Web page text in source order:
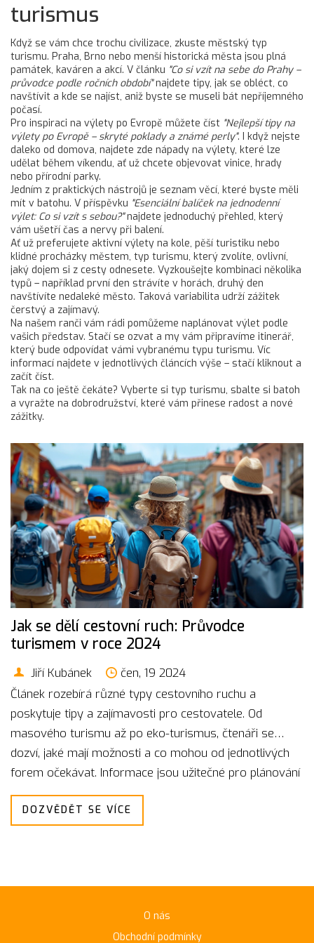
turismus
Když se vám chce trochu civilizace, zkuste městský typ
turismu. Praha, Brno nebo menší historická města jsou plná
památek, kaváren a akcí. V článku "Co si vzít na sebe do Prahy –
průvodce podle ročních období"najdete tipy, jak se obléct, co
navštívit a kde se najíst, aniž byste se museli bát nepříjemného
počasí.
Pro inspiraci na výlety po Evropě můžete číst "Nejlepší tipy na
výlety po Evropě – skryté poklady a známé perly". I když nejste
daleko od domova, najdete zde nápady na výlety, které lze
udělat během víkendu, ať už chcete objevovat vinice, hrady
nebo přírodní parky.
Jedním z praktických nástrojů je seznam věcí, které byste měli
mít v batohu. V příspěvku "Esenciální balíček na jednodenní
výlet: Co si vzít s sebou?"najdete jednoduchý přehled, který
vám ušetří čas a nervy při balení.
Ať už preferujete aktivní výlety na kole, pěší turistiku nebo
klidné procházky městem, typ turismu, který zvolíte, ovlivní,
jaký dojem si z cesty odnesete. Vyzkoušejte kombinaci několika
typů – například první den strávíte v horách, druhý den
navštívíte nedaleké město. Taková variabilita udrží zážitek
čerstvý a zajímavý.
Na našem ranči vám rádi pomůžeme naplánovat výlet podle
vašich představ. Stačí se ozvat a my vám připravíme itinerář,
který bude odpovídat vámi vybranému typu turismu. Víc
informací najdete v jednotlivých článcích výše – stačí kliknout a
začít číst.
Tak na co ještě čekáte? Vyberte si typ turismu, sbalte si batoh
a vyražte na dobrodružství, které vám přinese radost a nové
zážitky.
Jak se dělí cestovní ruch: Průvodce
turismem v roce 2024
Jiří Kubánek
čen, 19 2024
Článek rozebírá různé typy cestovního ruchu a
poskytuje tipy a zajímavosti pro cestovatele. Od
masového turismu až po eko-turismus, čtenáři se
dozví, jaké mají možnosti a co mohou od jednotlivých
forem očekávat. Informace jsou užitečné pro plánování
dovolené nebo poznávacího výletu.
DOZVĚDĚT SE VÍCE
O nás
Obchodní podmínky